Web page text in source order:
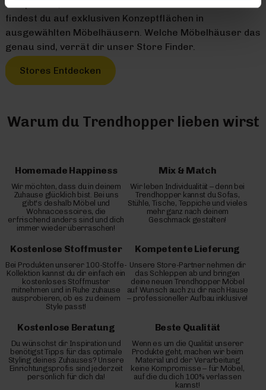
Entspannen, Leben und Genießen. Alle unsere Produkte
findest du auf exklusiven Konzeptflächen in
ausgewählten Möbelhäusern. Welche Möbelhäuser das
genau sind, verrät dir unser Store Finder.
Stores Entdecken
Warum du Trendhopper lieben wirst
Homemade Happiness
Wir möchten, dass du in deinem
Zuhause glücklich bist. Bei uns
gibt's deshalb Möbel und
Wohnaccessoires, die
erfrischend anders sind und dich
immer wieder überraschen!
Mix & Match
Wir leben Individualität – denn bei
Trendhopper kannst du Sofas,
Stühle, Tische, Teppiche und vieles
mehr ganz nach deinem
Geschmack gestalten!
Kostenlose Stoffmuster
Bei Produkten unserer 100-Stoffe-
Kollektion kannst du dir einfach ein
kostenloses Stoffmuster
mitnehmen und in Ruhe zuhause
ausprobieren, ob es zu deinem
Style passt!
Kompetente Lieferung
Unsere Store-Partner nehmen dir
das Schleppen ab und bringen
deine neuen Trendhopper Möbel
auf Wunsch auch zu dir nach Hause
– professioneller Aufbau inklusive!
Kostenlose Beratung
Du wünschst dir Inspiration und
benötigst Tipps für das optimale
Styling deines Zuhauses? Unsere
Einrichtungsprofis sind jederzeit
persönlich für dich da!
Beste Qualität
Wenn es um die Qualität unserer
Produkte geht, machen wir beim
Material und der Verarbeitung
keine Kompromisse – für Möbel,
auf die du dich 100% verlassen
kannst!